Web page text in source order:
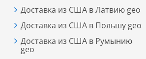
Доставка из США в Латвию geo
Доставка из США в Польшу geo
Доставка из США в Румынию
geo